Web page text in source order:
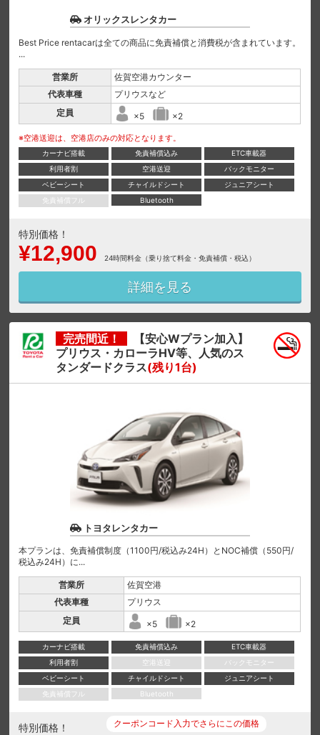
オリックスレンタカー
Best Price rentacarは全ての商品に免責補償と消費税が含まれています。
...
営業所
佐賀空港カウンター
代表車種
プリウスなど
定員
×5 ×2
※空港送迎は、空港店のみの対応となります。
カーナビ搭載 免責補償込み
ETC車載器
利用者割
空港送迎
バックモニター
ベビーシート
チャイルドシート
ジュニアシート
免責補償フル
Bluetooth
特別価格！
¥12,900 24時間料金（乗り捨て料金・免責補償・税込）
詳細を見る
完売間近！
【安心Wプラン加入】
プリウス・カローラHV等、人気のス
タンダードクラス(残り1台)
トヨタレンタカー
本プランは、免責補償制度（1100円/税込み24H）とNOC補償（550円/
税込み24H）に...
営業所
佐賀空港
代表車種
プリウス
定員
×5 ×2
カーナビ搭載 免責補償込み
ETC車載器
利用者割
空港送迎
バックモニター
ベビーシート
チャイルドシート
ジュニアシート
免責補償フル
Bluetooth
特別価格！ クーポンコード入力でさらにこの価格